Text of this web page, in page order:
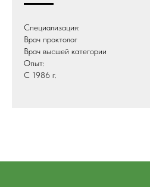
Специализация:
Врач проктолог
Врач высшей категории
Опыт:
С 1986 г.